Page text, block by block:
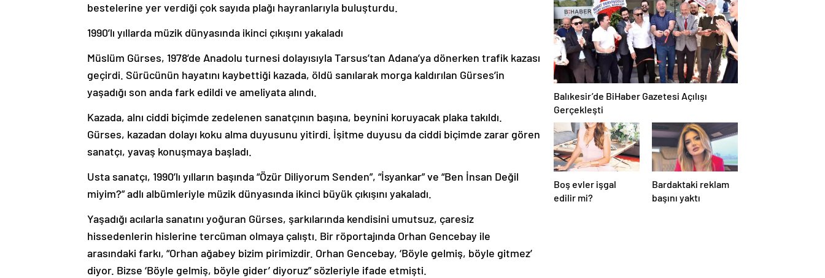
bestelerine yer verdiği çok sayıda plağı hayranlarıyla buluşturdu.
1990’lı yıllarda müzik dünyasında ikinci çıkışını yakaladı
Müslüm Gürses, 1978’de Anadolu turnesi dolayısıyla Tarsus’tan Adana’ya dönerken trafik kazası
geçirdi. Sürücünün hayatını kaybettiği kazada, öldü sanılarak morga kaldırılan Gürses’in
yaşadığı son anda fark edildi ve ameliyata alındı.
Kazada, alnı ciddi biçimde zedelenen sanatçının başına, beynini koruyacak plaka takıldı.
Gürses, kazadan dolayı koku alma duyusunu yitirdi. İşitme duyusu da ciddi biçimde zarar gören
sanatçı, yavaş konuşmaya başladı.
Usta sanatçı, 1990’lı yılların başında “Özür Diliyorum Senden”, “İsyankar” ve “Ben İnsan Değil
miyim?” adlı albümleriyle müzik dünyasında ikinci büyük çıkışını yakaladı.
Yaşadığı acılarla sanatını yoğuran Gürses, şarkılarında kendisini umutsuz, çaresiz
hissedenlerin hislerine tercüman olmaya çalıştı. Bir röportajında Orhan Gencebay ile
arasındaki farkı, “Orhan ağabey bizim pirimizdir. Orhan Gencebay, ‘Böyle gelmiş, böyle gitmez’
diyor. Bizse ‘Böyle gelmiş, böyle gider’ diyoruz” sözleriyle ifade etmişti.
Balıkesir’de BiHaber Gazetesi Açılışı
Gerçekleşti
Boş evler işgal
edilir mi?
Bardaktaki reklam
başını yaktı